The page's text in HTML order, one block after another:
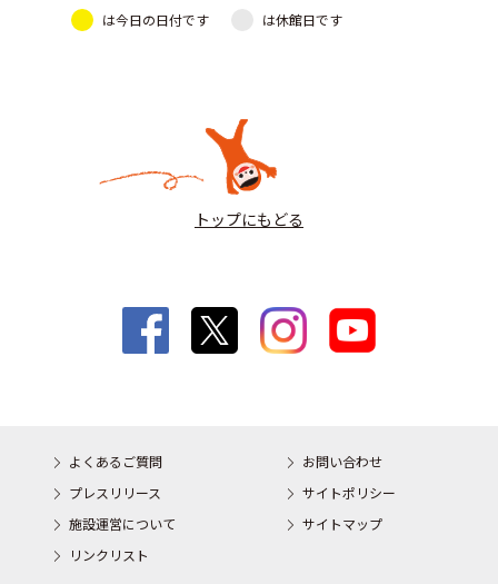
は今日の日付です は休館日です
トップにもどる
よくあるご質問
お問い合わせ
プレスリリース
サイトポリシー
施設運営について
サイトマップ
リンクリスト